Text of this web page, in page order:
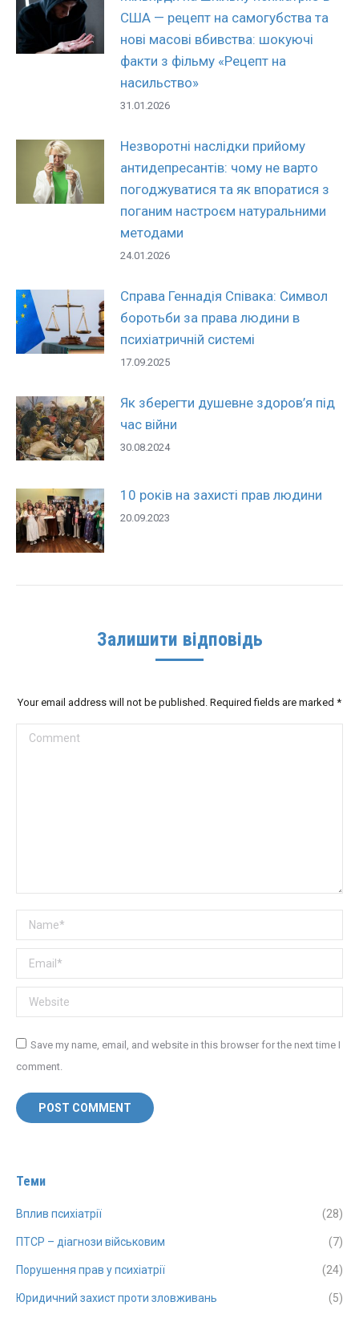
США — рецепт на самогубства та
нові масові вбивства: шокуючі
факти з фільму «Рецепт на
насильство»
31.01.2026
Незворотні наслідки прийому
антидепресантів: чому не варто
погоджуватися та як впоратися з
поганим настроєм натуральними
методами
24.01.2026
Справа Геннадія Співака: Символ
боротьби за права людини в
психіатричній системі
17.09.2025
Як зберегти душевне здоров’я під
час війни
30.08.2024
10 років на захисті прав людини
20.09.2023
Залишити відповідь
Your email address will not be published. Required fields are marked *
Comment
Name *
Email *
Website
Save my name, email, and website in this browser for the next time I
comment.
POST COMMENT
Теми
Вплив психіатрії (28)
ПТСР – діагнози військовим (7)
Порушення прав у психіатрії (24)
Юридичний захист проти зловживань (5)